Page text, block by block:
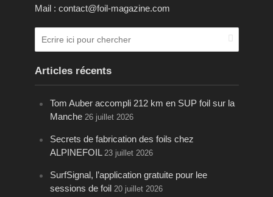
Mail : contact@foil-magazine.com
Articles récents
Tom Auber accompli 212 km en SUP foil sur la
Manche 26 juillet 2026
Secrets de fabrication des foils chez
ALPINEFOIL 23 juillet 2026
SurfSignal, l’application gratuite pour lee
sessions de foil 20 juillet 2026